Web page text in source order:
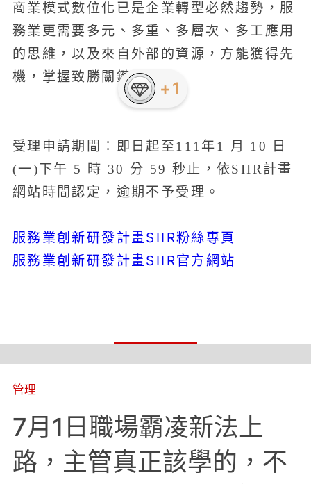
商業模式數位化已是企業轉型必然趨勢，服
務業更需要多元、多重、多層次、多工應用
的思維，以及來自外部的資源，方能獲得先
機，掌握致勝關鍵。
受理申請期間：即日起至111年1 月 10 日
(一)下午 5 時 30 分 59 秒止，依SIIR計畫
網站時間認定，逾期不予受理。
服務業創新研發計畫SIIR粉絲專頁
服務業創新研發計畫SIIR官方網站
管理
7月1日職場霸凌新法上
路，主管真正該學的，不
+1